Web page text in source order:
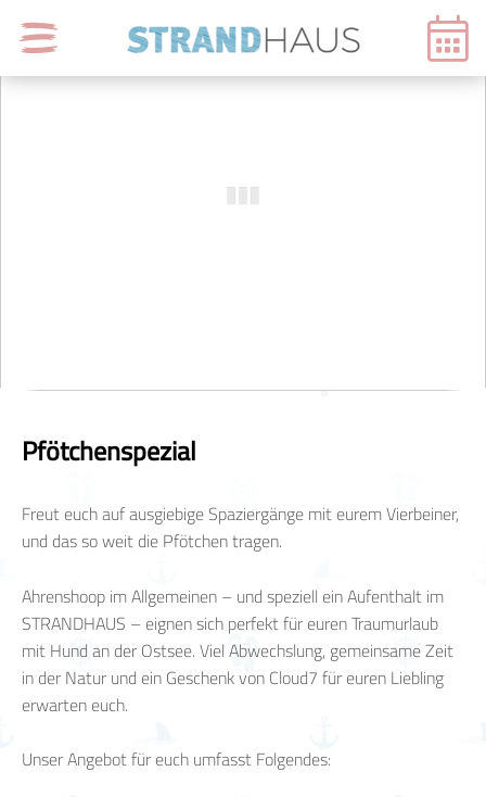
Pfötchenspezial
Freut euch auf ausgiebige Spaziergänge mit eurem Vierbeiner,
und das so weit die Pfötchen tragen.
Ahrenshoop im Allgemeinen – und speziell ein Aufenthalt im
STRANDHAUS – eignen sich perfekt für euren Traumurlaub
mit Hund an der Ostsee. Viel Abwechslung, gemeinsame Zeit
in der Natur und ein Geschenk von Cloud7 für euren Liebling
erwarten euch.
Unser Angebot für euch umfasst Folgendes: